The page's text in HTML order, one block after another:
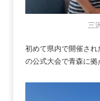
三
初めて県内で開催され
の公式大会で青森に